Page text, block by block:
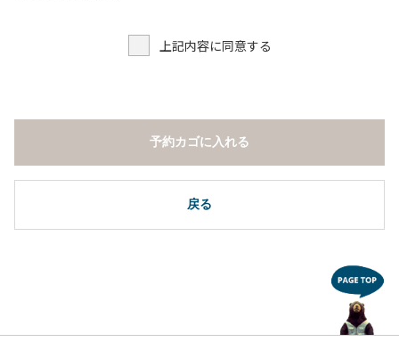
上記内容に同意する
戻る
予約カゴに入れる